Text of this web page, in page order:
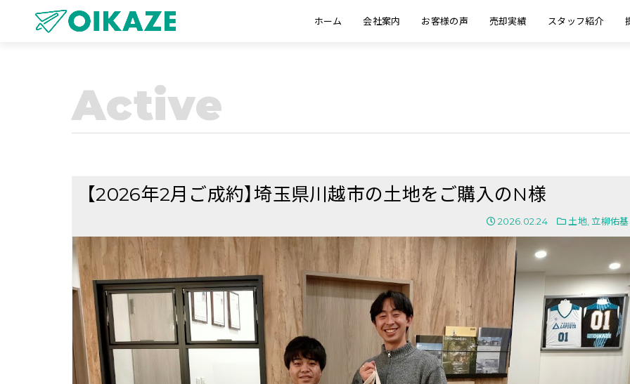
ホーム 会社案内 お客様の声 売却実績 スタッフ紹介
Active
【2026年2月ご成約】埼玉県川越市の土地をご購入のN様
2026.02.24 土地, 立柳佑基